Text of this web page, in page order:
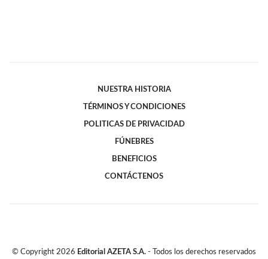
NUESTRA HISTORIA
TÉRMINOS Y CONDICIONES
POLITICAS DE PRIVACIDAD
FÚNEBRES
BENEFICIOS
CONTÁCTENOS
© Copyright 2026 Editorial AZETA S.A. - Todos los derechos reservados